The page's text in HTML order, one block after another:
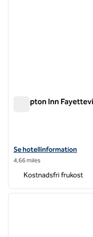
Hampton Inn
Visa hotelldetaljer för
Se hotellinformation
4,66 miles
Kostnadsfri frukost
1 av 12